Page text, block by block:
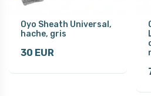
Oyo Sheath Universal,
hache, gris
30 EUR